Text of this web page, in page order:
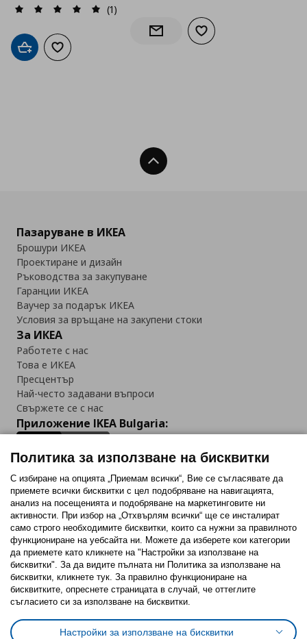
(1)
Добави в кошницата
Добави към списъка с любими
Информирай ме за наличност
Добави към списъка
Нагоре
Пазаруване в ИКЕА
Брошури ИКЕА
Проектиране и дизайн
Ръководства за закупуване
Гаранции ИКЕА
Ваучер за подарък ИКЕА
Условия за връщане на закупени стоки
За ИКЕА
Работете с нас
Това е ИКЕА
Пресцентър
Най-често задавани въпроси
Свържете се с нас
Приложение IKEA Bulgaria:
Последвайте ни:
FacebookTwitterYoutubePinterestInstagram
Политика за използване на бисквитки (Cookies)
Избор на настройки за използване на бисквитки
Условия за ползване на ikea.bgОбща политика за личните данни
Политика за използване на бисквитки
С избиране на опцията „Приемам всички“, Вие се съгласявате да
приемете всички бисквитки с цел подобряване на навигацията,
анализ на посещенията и подобряване на маркетинговите ни
активности. При избор на „Отхвърлям всички“ ще се инсталират
само строго необходимитe бисквитки, които са нужни за правилното
функциониране на уебсайта ни. Можете да изберете кои категории
да приемете като кликнете на "Настройки за използване на
бисквитки". За да видите пълната ни Политика за използване на
бисквитки, кликнете тук. За правилно функциониране на
бисквитките, опреснете страницата в случай, че оттеглите
съгласието си за използване на бисквитки.
Настройки за използване на бисквитки